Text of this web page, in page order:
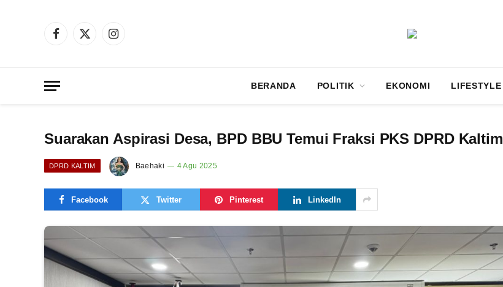
Facebook
X
Instagram
BERANDA POLITIK EKONOMI LIFESTYLE
Suarakan Aspirasi Desa, BPD BBU Temui Fraksi PKS DPRD Kaltim
DPRD KALTIM Baehaki 4 Agu 2025
Facebook Twitter Pinterest LinkedIn